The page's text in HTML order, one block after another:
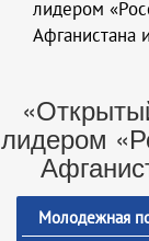
лидером
Афганистана
лидером
Молодежная